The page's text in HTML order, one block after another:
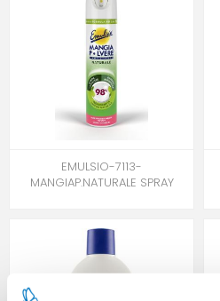
EMULSIO-7113-
MANGIAP.NATURALE SPRAY